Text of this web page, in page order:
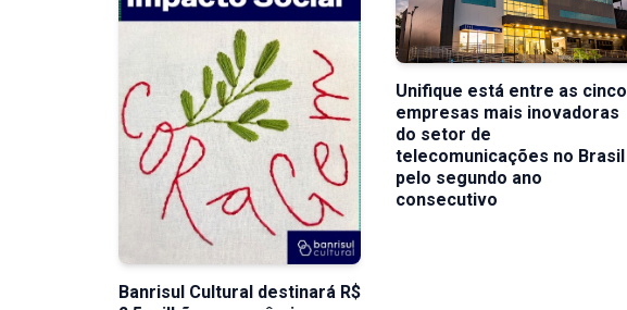
Banrisul Cultural destinará R$
Unifique está entre as cinco
empresas mais inovadoras
do setor de
telecomunicações no Brasil
pelo segundo ano
consecutivo